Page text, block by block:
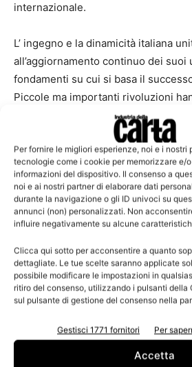
Per fornire le migliori esperienze, noi e i nostri
tecnologie come i cookie per memorizzare e/
informazioni del dispositivo. Il consenso a
noi e ai nostri partner di elaborare dati
durante la navigazione o gli ID univoci su
annunci (non) personalizzati. Non
influire negativamente su alcune
Clicca qui sotto per acconsentire a quanto
dettagliate. Le tue scelte saranno applicate
possibile modificare le impostazioni in
ritiro del consenso, utilizzando i pulsanti
sul pulsante di gestione del consenso nella
Gestisci 1771 fornitori Per
Accetta
internazionale.
L’ ingegno e la dinamicità italiana
all’aggiornamento continuo dei suoi
fondamenti su cui si basa il
Piccole ma importanti rivoluzioni
l’approccio al mondo della
a Transfluid. Il suo catalogo è oggi
gamma di prodotti. Basti pensare
escono ogni anno dallo
profilo della sicurezza, della qualità
tempo, tanto da meritare nel ‘97 la
9001 riconosciuta dal Lloyd’s
La Transfluid ha già vinto importanti
internazionale ed è tra le prime
ognuno dei diversi settori
garantisce l’efficienza di ogni
accurati e interventi in loco di